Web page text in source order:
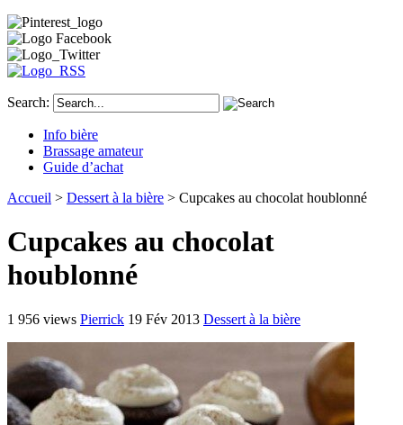
Search:
Info bière
Brassage amateur
Guide d’achat
Accueil > Dessert à la bière > Cupcakes au chocolat houblonné
Cupcakes au chocolat
houblonné
1 956 views Pierrick 19 Fév 2013 Dessert à la bière